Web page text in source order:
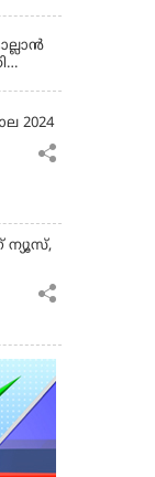
2024
ന്യൂസ്,